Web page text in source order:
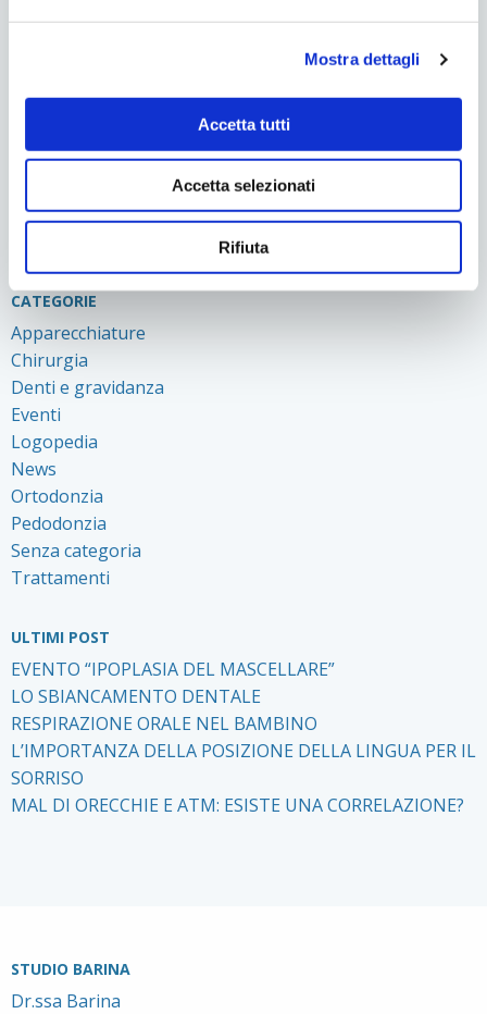
Mostra dettagli
Accetta tutti
Accetta selezionati
Rifiuta
logopedia,ortodonzia
CATEGORIE
Apparecchiature
Chirurgia
Denti e gravidanza
Eventi
Logopedia
News
Ortodonzia
Pedodonzia
Senza categoria
Trattamenti
ULTIMI POST
EVENTO “IPOPLASIA DEL MASCELLARE”
LO SBIANCAMENTO DENTALE
RESPIRAZIONE ORALE NEL BAMBINO
L’IMPORTANZA DELLA POSIZIONE DELLA LINGUA PER IL
SORRISO
MAL DI ORECCHIE E ATM: ESISTE UNA CORRELAZIONE?
STUDIO BARINA
Dr.ssa Barina